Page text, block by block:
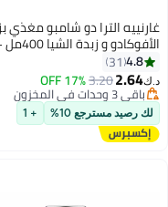
غارنييه الترا دو شامبو مغذي
الأفوكادو و زبدة
بلسم 360مل
4.8
31
د.ك‏2.64
3.20
17% OFF باقي 3 وحدات في المخزون
تم بيع +200 مؤخرًا
باقي 3 وحدات في المخزون
لك رصيد مسترجع 10% + 1